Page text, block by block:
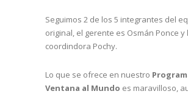
Seguimos 2 de los 5 integrantes del
original, el gerente es Osmán Ponce y
coordindora Pochy.
Lo que se ofrece en nuestro
Ventana al Mundo es maravilloso,